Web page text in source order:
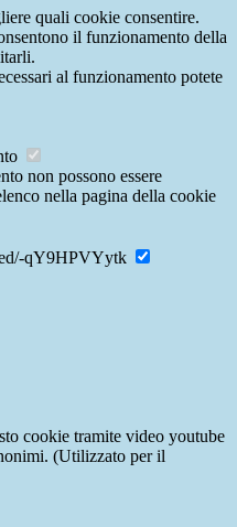
quali cookie consentire.
il funzionamento della
al funzionamento potete
non possono essere
nella pagina della cookie
qY9HPVYytk
cookie tramite video youtube
(Utilizzato per il